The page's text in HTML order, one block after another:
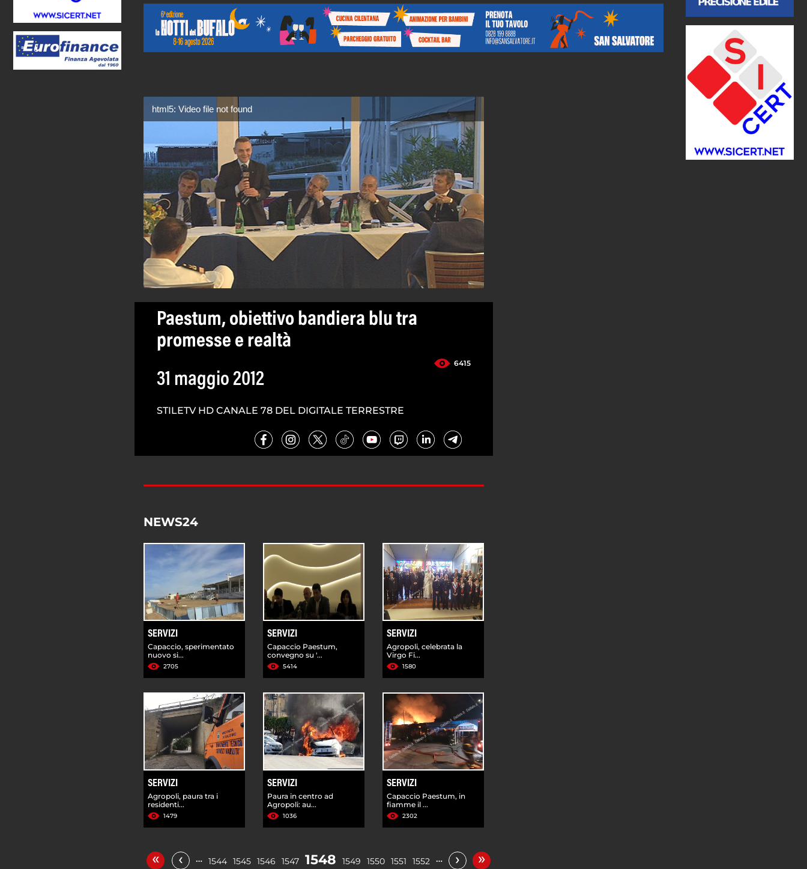
html5: Video file not found
Paestum, obiettivo bandiera blu tra
promesse e realtà
6415
31 maggio 2012
STILETV HD CANALE 78 DEL DIGITALE TERRESTRE
NEWS24
SERVIZI
Capaccio, sperimentato
nuovo si...
2705
SERVIZI
Capaccio Paestum,
convegno su '...
5414
SERVIZI
Agropoli, celebrata la
Virgo Fi...
1580
SERVIZI
Agropoli, paura tra i
residenti...
1479
SERVIZI
Paura in centro ad
Agropoli: au...
1036
SERVIZI
Capaccio Paestum, in
fiamme il ...
2302
« ‹ … 1544 1545 1546 1547 1548 1549 1550 1551 1552 … › »